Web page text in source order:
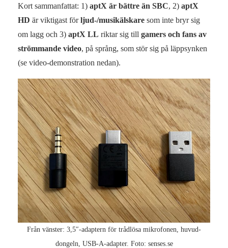
Kort sammanfattat: 1) aptX är bättre än SBC, 2) aptX
HD är viktigast förljud-/musikälskare som inte bryr sig
om lagg och 3) aptX LL riktar sig till gamers och fans av
strömmande video, på språng, som stör sig på läppsynken
(se video-demonstration nedan).
Från vänster: 3,5″-adaptern för trådlösa mikrofonen, huvud-
dongeln, USB-A-adapter. Foto: senses.se